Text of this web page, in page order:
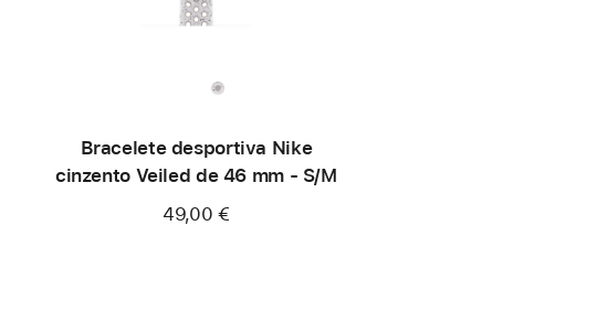
Bracelete desportiva Nike
cinzento Veiled de 46 mm - S/M
49,00 €